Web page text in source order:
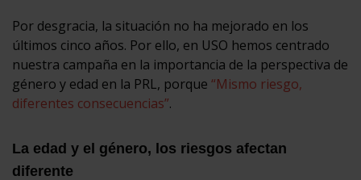
Por desgracia, la situación no ha mejorado en los
últimos cinco años. Por ello, en USO hemos centrado
nuestra campaña en la importancia de la perspectiva de
género y edad en la PRL, porque “Mismo riesgo,
diferentes consecuencias”.
La edad y el género, los riesgos afectan
diferente